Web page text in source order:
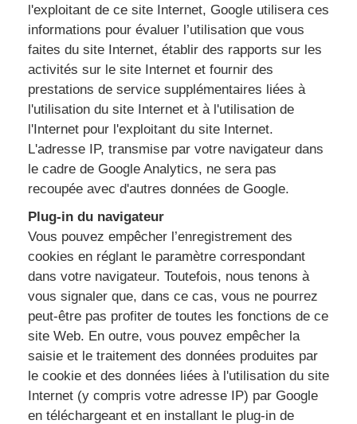
l'exploitant de ce site Internet, Google utilisera ces
informations pour évaluer l’utilisation que vous
faites du site Internet, établir des rapports sur les
activités sur le site Internet et fournir des
prestations de service supplémentaires liées à
l'utilisation du site Internet et à l'utilisation de
l'Internet pour l'exploitant du site Internet.
L'adresse IP, transmise par votre navigateur dans
le cadre de Google Analytics, ne sera pas
recoupée avec d'autres données de Google.
Plug-in du navigateur
Vous pouvez empêcher l’enregistrement des
cookies en réglant le paramètre correspondant
dans votre navigateur. Toutefois, nous tenons à
vous signaler que, dans ce cas, vous ne pourrez
peut-être pas profiter de toutes les fonctions de ce
site Web. En outre, vous pouvez empêcher la
saisie et le traitement des données produites par
le cookie et des données liées à l'utilisation du site
Internet (y compris votre adresse IP) par Google
en téléchargeant et en installant le plug-in de